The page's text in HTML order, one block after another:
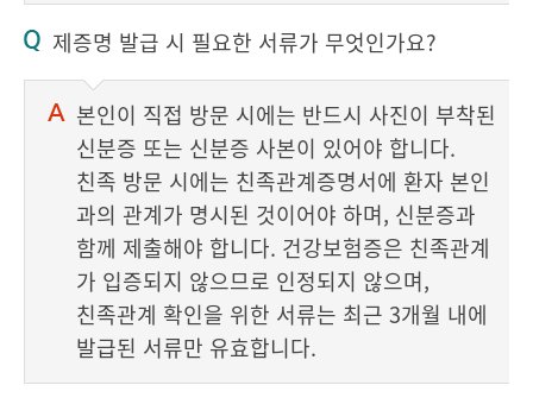
제증명 발급 시 필요한 서류가 무엇인가요?
본인이 직접 방문 시에는 반드시 사진이 부착된
신분증 또는 신분증 사본이 있어야 합니다.
친족 방문 시에는 친족관계증명서에 환자 본인
과의 관계가 명시된 것이어야 하며, 신분증과
함께 제출해야 합니다. 건강보험증은 친족관계
가 입증되지 않으므로 인정되지 않으며,
친족관계 확인을 위한 서류는 최근 3개월 내에
발급된 서류만 유효합니다.